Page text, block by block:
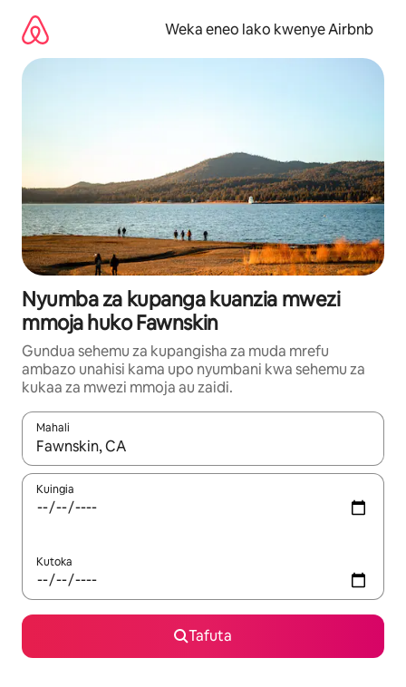
kwenda
kwenye
maudhui
Weka eneo lako kwenye Airbnb
Nyumba za kupanga kuanzia mwezi
mmoja huko Fawnskin
Gundua sehemu za kupangisha za muda mrefu
ambazo unahisi kama upo nyumbani kwa sehemu za
kukaa za mwezi mmoja au zaidi.
Mahali
Wakati matokeo yanapatikana, vinjari kwa kutumia vitufe vya
Kuingia
Kutoka
Tafuta